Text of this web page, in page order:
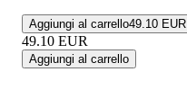
Aggiungi al carrello49.10 EUR
49.10 EUR
Aggiungi al carrello